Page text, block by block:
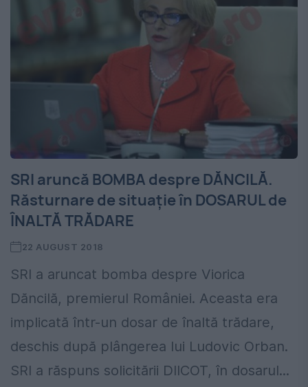
SRI aruncă BOMBA despre DĂNCILĂ.
Răsturnare de situație în DOSARUL de
ÎNALTĂ TRĂDARE
22 AUGUST 2018
SRI a aruncat bomba despre Viorica
Dăncilă, premierul României. Aceasta era
implicată într-un dosar de înaltă trădare,
deschis după plângerea lui Ludovic Orban.
SRI a răspuns solicitării DIICOT, în dosarul...